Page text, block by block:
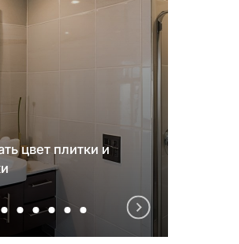
цвет плитки и